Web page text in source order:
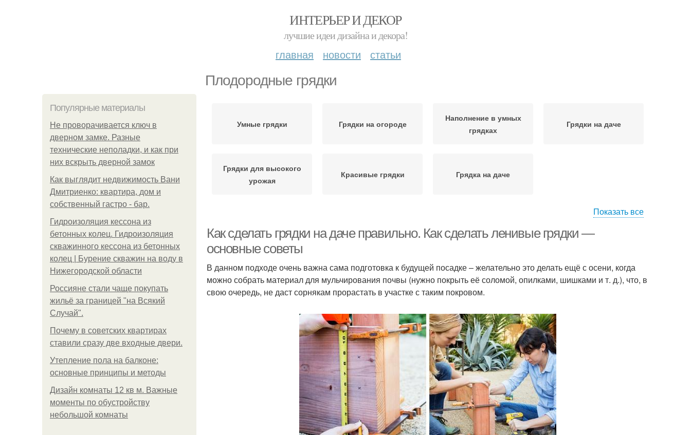
ИНТЕРЬЕР И ДЕКОР
лучшие идеи дизайна и декора!
главная новости статьи
Плодородные грядки
Популярные материалы
Не проворачивается ключ в
дверном замке. Разные
технические неполадки, и как при
них вскрыть дверной замок
Как выглядит недвижимость Вани
Дмитриенко: квартира, дом и
собственный гастро - бар.
Гидроизоляция кессона из
бетонных колец. Гидроизоляция
скважинного кессона из бетонных
колец | Бурение скважин на воду в
Нижегородской области
Россияне стали чаще покупать
жильё за границей "на Всякий
Случай".
Почему в советских квартирах
ставили сразу две входные двери.
Утепление пола на балконе:
основные принципы и методы
Дизайн комнаты 12 кв м. Важные
моменты по обустройству
небольшой комнаты
Умные грядки Грядки на огороде
Наполнение в умных
грядках
Грядки на даче
Грядки для высокого
урожая
Красивые грядки Грядка на даче
Показать все
Как сделать грядки на даче правильно. Как сделать ленивые грядки —
основные советы
В данном подходе очень важна сама подготовка к будущей посадке – желательно это делать ещё с осени, когда
можно собрать материал для мульчирования почвы (нужно покрыть её соломой, опилками, шишками и т. д.), что, в
свою очередь, не даст сорнякам прорастать в участке с таким покровом.